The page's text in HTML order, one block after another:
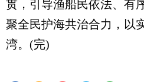
贯，引导渔船民依法、有
聚全民护海共治合力，以
湾。(完)